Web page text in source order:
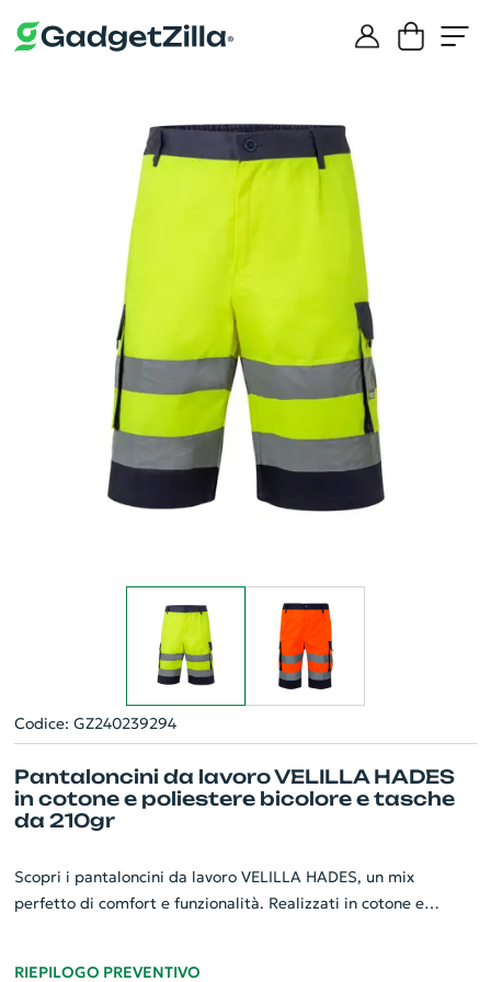
Codice: GZ240239294
Pantaloncini da lavoro VELILLA HADES
in cotone e poliestere bicolore e tasche
da 210gr
Scopri i pantaloncini da lavoro VELILLA HADES, un mix
perfetto di comfort e funzionalità. Realizzati in cotone e
RIEPILOGO PREVENTIVO